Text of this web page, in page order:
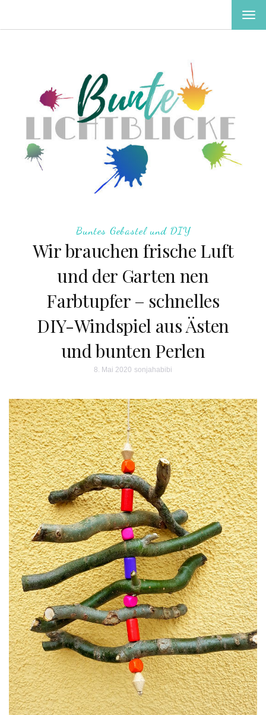
Buntes Gebastel und DIY
Wir brauchen frische Luft
und der Garten nen
Farbtupfer – schnelles
DIY-Windspiel aus Ästen
und bunten Perlen
8. Mai 2020 sonjahabibi